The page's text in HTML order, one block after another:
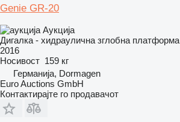
Genie GR-20
Аукција
Дигалка - хидраулична зглобна платформа
2016
Носивост 159 кг
Германија, Dormagen
Euro Auctions GmbH
Контактирајте го продавачот